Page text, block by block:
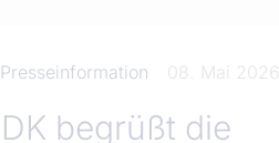
Presseinformation 08. Mai 2026
DK begrüßt die